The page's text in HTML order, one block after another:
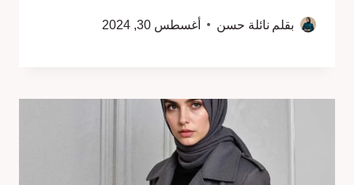
بقلم نائلة حسن أغسطس 30, 2024